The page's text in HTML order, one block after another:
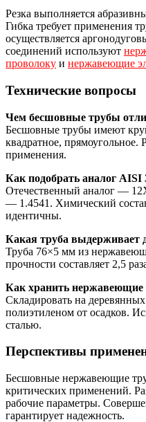
Резка выполняется
Гибка требует применения
осуществляется
соединений используют
проволоку и нержавеющие
Технические вопросы
Чем бесшовные трубы
Бесшовные трубы имеют
квадратное, прямоугольное.
применения.
Как подобрать аналог AISI
Отечественный аналог —
— 1.4541. Химический
идентичны.
Какая труба выдерживает
Труба 76×5 мм из
прочности составляет 2,5
Как хранить нержавеющие
Складировать на
полиэтиленом от осадков.
сталью.
Перспективы
Бесшовные нержавеющие
критических применений.
рабочие параметры.
гарантирует надежность.